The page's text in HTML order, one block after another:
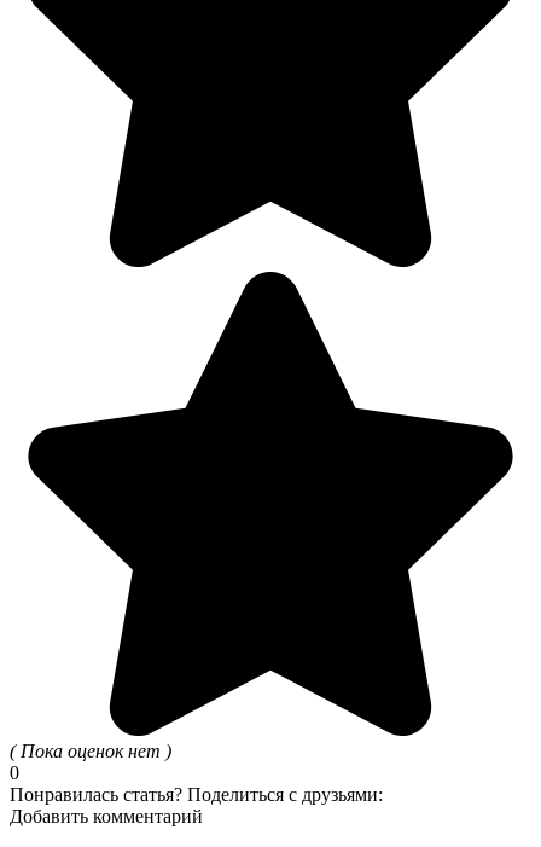
( Пока оценок нет )
0
Понравилась статья? Поделиться с друзьями:
Добавить комментарий